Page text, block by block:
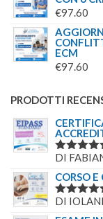
€97.60
ECM
€97.60
PRODOTTI
DI
CORSO
DI